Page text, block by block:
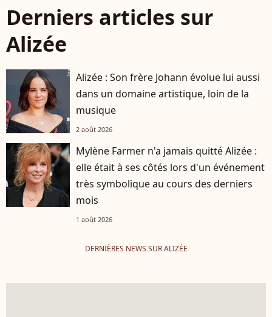
Derniers articles sur
Alizée
Alizée : Son frère Johann évolue lui aussi
dans un domaine artistique, loin de la
musique
2 août 2026
Mylène Farmer n'a jamais quitté Alizée :
elle était à ses côtés lors d'un événement
très symbolique au cours des derniers
mois
1 août 2026
DERNIÈRES NEWS SUR ALIZÉE